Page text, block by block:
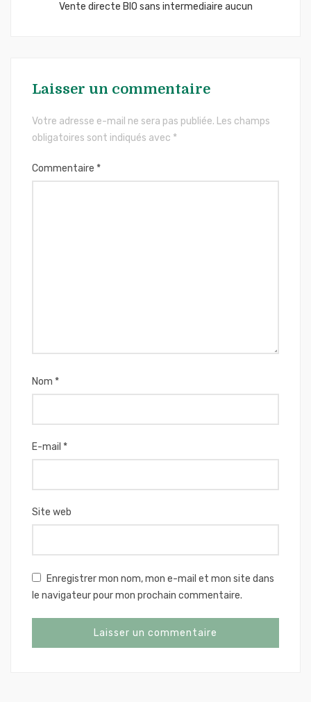
Vente directe BIO sans intermediaire aucun
Laisser un commentaire
Votre adresse e-mail ne sera pas publiée. Les champs
obligatoires sont indiqués avec *
Commentaire *
Nom *
E-mail *
Site web
Enregistrer mon nom, mon e-mail et mon site dans
le navigateur pour mon prochain commentaire.